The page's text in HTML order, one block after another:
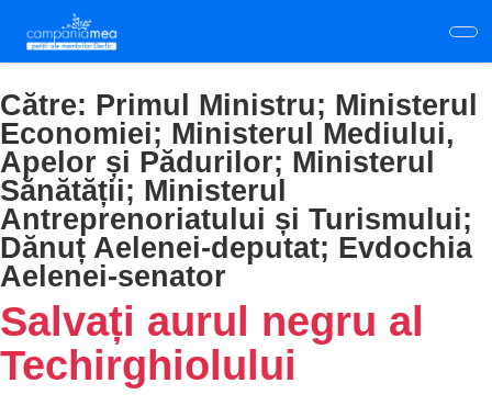
main
content
Către: Primul Ministru; Ministerul
Economiei; Ministerul Mediului,
Apelor și Pădurilor; Ministerul
Sănătății; Ministerul
Antreprenoriatului și Turismului;
Dănuț Aelenei-deputat; Evdochia
Aelenei-senator
Salvați aurul negru al
Techirghiolului